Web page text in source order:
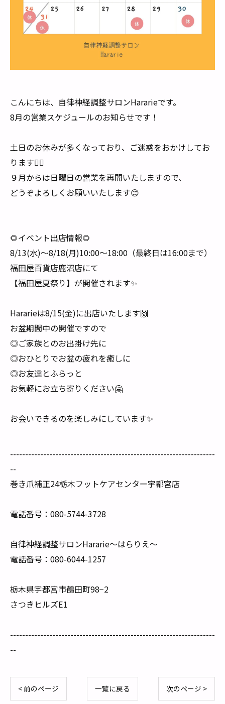
こんにちは、自律神経調整サロンHararieです。
8月の営業スケジュールのお知らせです！
土日のお休みが多くなっており、ご迷惑をおかけしてお
ります🙇‍♀️
９月からは日曜日の営業を再開いたしますので、
どうぞよろしくお願いいたします😊
🌻イベント出店情報🌻
8/13(水)〜8/18(月)10:00〜18:00（最終日は16:00まで）
福田屋百貨店鹿沼店にて
【福田屋夏祭り】が開催されます✨
Hararieは8/15(金)に出店いたします🙌
お盆期間中の開催ですので
◎ご家族とのお出掛け先に
◎おひとりでお盆の疲れを癒しに
◎お友達とふらっと
お気軽にお立ち寄りください🤗
お会いできるのを楽しみにしています✨
--------------------------------------------------------------------
--
巻き爪補正24栃木フットケアセンター宇都宮店
電話番号：080-5744-3728
自律神経調整サロンHararie〜はらりえ〜
電話番号：080-6044-1257
栃木県宇都宮市鶴田町98−2
さつきヒルズE1
--------------------------------------------------------------------
--
< 前のページ 一覧に戻る 次のページ >